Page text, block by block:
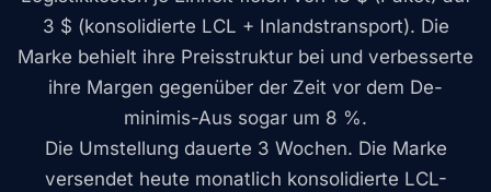
3 $ (konsolidierte LCL + Inlandstransport). Die
Marke behielt ihre Preisstruktur bei und verbesserte
ihre Margen gegenüber der Zeit vor dem De-
minimis-Aus sogar um 8 %.
Die Umstellung dauerte 3 Wochen. Die Marke
versendet heute monatlich konsolidierte LCL-